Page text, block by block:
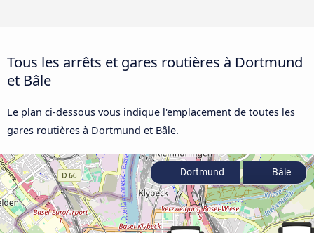
Tous les arrêts et gares routières à Dortmund
et Bâle
Le plan ci-dessous vous indique l'emplacement de toutes les
gares routières à Dortmund et Bâle.
Dortmund Bâle